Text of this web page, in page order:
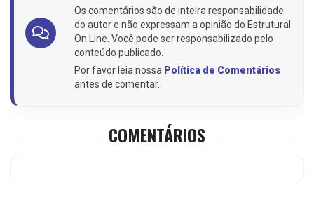
Os comentários são de inteira responsabilidade
do autor e não expressam a opinião do Estrutural
On Line. Você pode ser responsabilizado pelo
conteúdo publicado.
Por favor leia nossa Política de Comentários
antes de comentar.
COMENTÁRIOS